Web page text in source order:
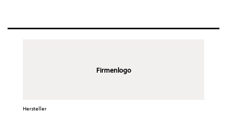
Firmenlogo
Hersteller